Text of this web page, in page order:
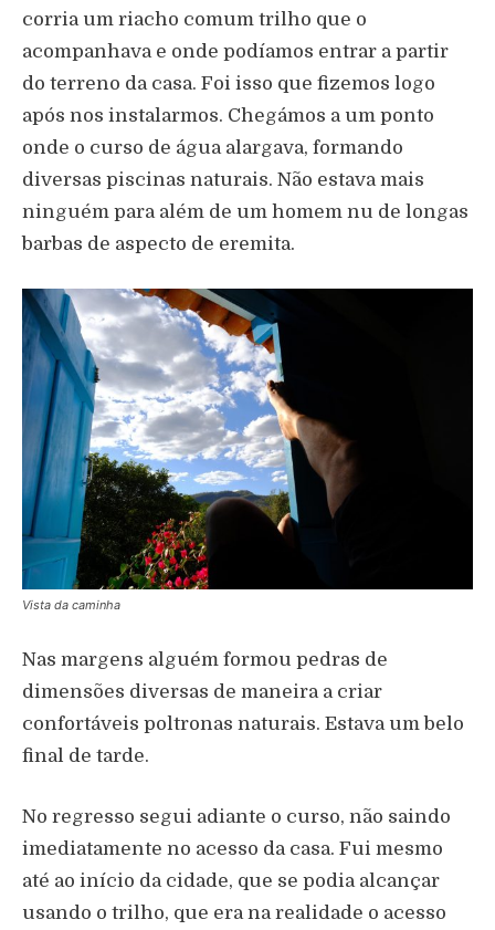
corria um riacho comum trilho que o
acompanhava e onde podíamos entrar a partir
do terreno da casa. Foi isso que fizemos logo
após nos instalarmos. Chegámos a um ponto
onde o curso de água alargava, formando
diversas piscinas naturais. Não estava mais
ninguém para além de um homem nu de longas
barbas de aspecto de eremita.
Vista da caminha
Nas margens alguém formou pedras de
dimensões diversas de maneira a criar
confortáveis poltronas naturais. Estava um belo
final de tarde.
No regresso segui adiante o curso, não saindo
imediatamente no acesso da casa. Fui mesmo
até ao início da cidade, que se podia alcançar
usando o trilho, que era na realidade o acesso